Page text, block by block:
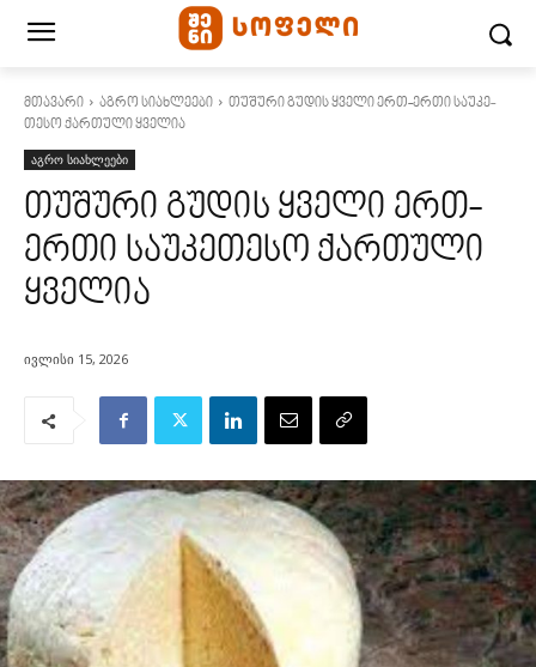
მთავარი აგრო სიახლეები
თუშური გუდის ყველი ერთ-ერთი სა­უ­კე­
თე­სო ქარ­თუ­ლი ყვე­ლია
აგრო სიახლეები
თუშური გუდის ყველი ერთ-
ერთი სა­უ­კე­თე­სო ქარ­თუ­ლი
ყვე­ლია
ივლისი 15, 2026